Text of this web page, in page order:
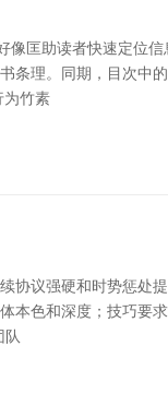
匡助读者快速定位
条理。同期，目次中
为竹素
议强硬和时势惩处
色和深度；技巧要
队